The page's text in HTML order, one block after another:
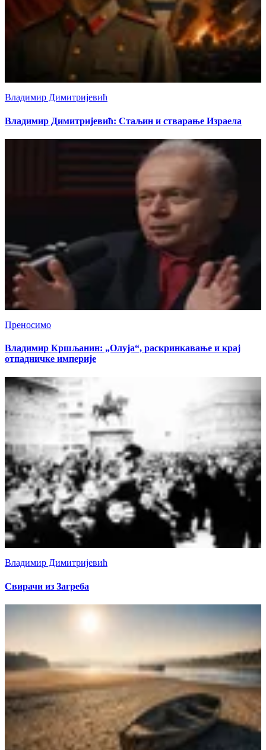
Владимир Димитријевић
Владимир Димитријевић: Стаљин и стварање Израела
Преносимо
Владимир Кршљанин: „Олуја“, раскринкавање и крај
отпадничке империје
Владимир Димитријевић
Свирачи из Загреба